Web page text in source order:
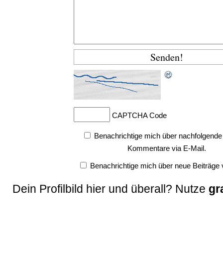
CAPTCHA Code
Benachrichtige mich über nachfolgende
Kommentare via E-Mail.
Benachrichtige mich über neue Beiträge
Dein Profilbild hier und überall? Nutze